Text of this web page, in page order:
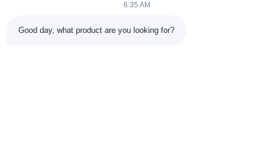
구, 기계, 특수 상품의 신속한 공급을...
6:35 AM
Good day, what product are you looking for?